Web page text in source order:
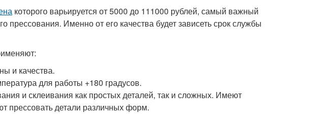
которого варьируется от 5000 до 111000 рублей, самый важный
прессования. Именно от его качества будет зависеть срок службы
и качества.
для работы +180 градусов.
и склеивания как простых деталей, так и сложных. Имеют
прессовать детали различных форм.